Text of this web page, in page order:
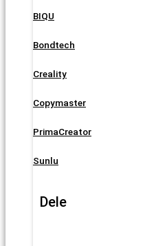
BIQU
Bondtech
Creality
Copymaster
PrimaCreator
Sunlu
Dele